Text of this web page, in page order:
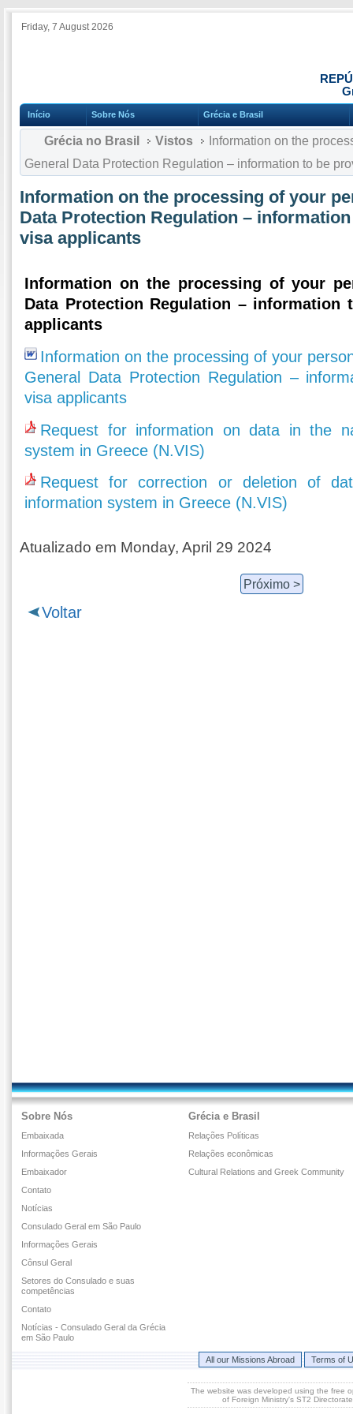
Friday, 7 August 2026
Início Sobre Nós Grécia e Brasil
Grécia no Brasil Vistos
Information on the
General Data Protection Regulation – information to be
Information on the processing of your
Data Protection Regulation –
visa applicants
Information on the processing of your
Data Protection Regulation – information
applicants
Information on the processing of your
General Data Protection Regulation –
visa applicants
Request for information on data in the
system in Greece (N.VIS)
Request for correction or deletion of
information system in Greece (N.VIS)
Atualizado em Monday, April 29 2024
Próximo >
Voltar
Sobre Nós
Embaixada
Informações Gerais
Embaixador
Contato
Notícias
Consulado Geral em São Paulo
Informações Gerais
Cônsul Geral
Setores do Consulado e suas
competências
Contato
Notícias - Consulado Geral da Grécia
em São Paulo
Grécia e Brasil
Relações Políticas
Relações econômicas
Cultural Relations and Greek Community
All our Missions Abroad Terms of
The website was developed using the free
of Foreign Ministry's ST2